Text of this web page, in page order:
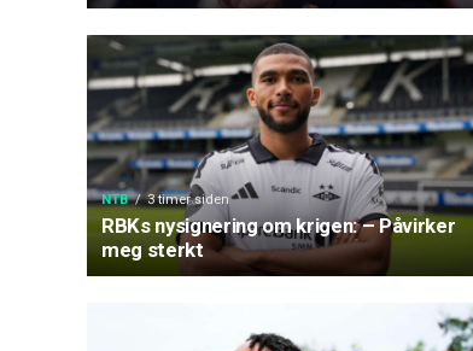
NTB 3 timer siden
RBKs nysignering om krigen: – Påvirker
meg sterkt